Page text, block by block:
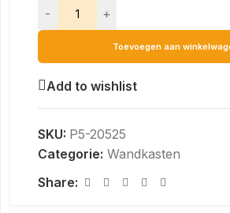
- +
Toevoegen aan
Add to wishlist
SKU: P5-20525
Categorie: Wandkasten
Share: